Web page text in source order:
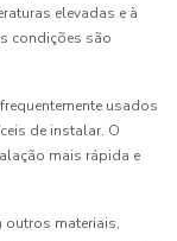
elevadas e à
condições são
usados
de instalar. O
mais rápida e
outros materiais,